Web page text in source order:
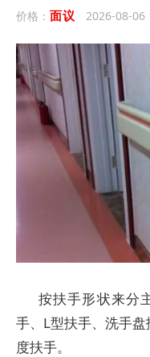
价格： 面议 2026-08-
按扶手形状来分
手、L型扶手、洗手
度扶手。